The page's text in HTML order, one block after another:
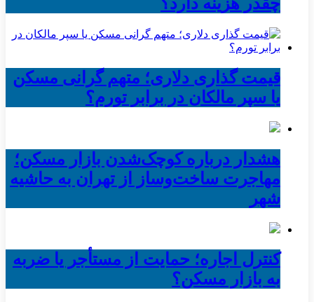
قیمت گذاری دلاری؛ متهم گرانی مسکن
یا سپر مالکان در برابر تورم؟
هشدار درباره کوچک‌شدن بازار مسکن؛
مهاجرت ساخت‌وساز از تهران به حاشیه‌
شهر
کنترل اجاره؛ حمایت از مستأجر یا ضربه
به بازار مسکن؟